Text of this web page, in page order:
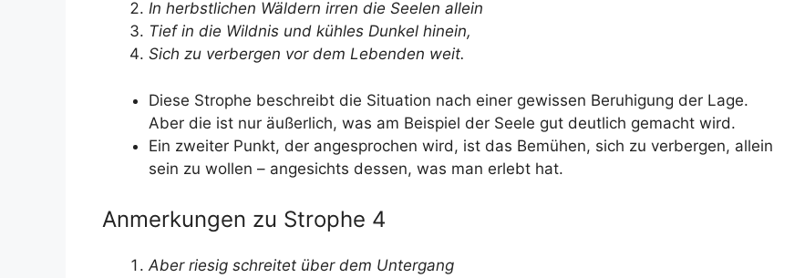
In herbstlichen Wäldern irren die Seelen allein
Tief in die Wildnis und kühles Dunkel hinein,
Sich zu verbergen vor dem Lebenden weit.
Diese Strophe beschreibt die Situation nach einer gewissen Beruhigung der Lage.
Aber die ist nur äußerlich, was am Beispiel der Seele gut deutlich gemacht wird.
Ein zweiter Punkt, der angesprochen wird, ist das Bemühen, sich zu verbergen, allein
sein zu wollen – angesichts dessen, was man erlebt hat.
Anmerkungen zu Strophe 4
Aber riesig schreitet über dem Untergang